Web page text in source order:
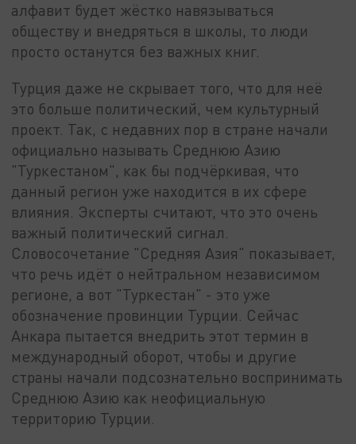
алфавит будет жёстко навязываться
обществу и внедряться в школы, то люди
просто останутся без важных книг.
Турция даже не скрывает того, что для неё
это больше политический, чем культурный
проект. Так, с недавних пор в стране начали
официально называть Среднюю Азию
"Туркестаном", как бы подчёркивая, что
данный регион уже находится в их сфере
влияния. Эксперты считают, что это очень
важный политический сигнал.
Словосочетание "Средняя Азия" показывает,
что речь идёт о нейтральном независимом
регионе, а вот "Туркестан" - это уже
обозначение провинции Турции. Сейчас
Анкара пытается внедрить этот термин в
международный оборот, чтобы и другие
страны начали подсознательно воспринимать
Среднюю Азию как неофициальную
территорию Турции.